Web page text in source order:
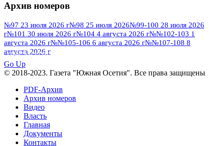
№95 7 августа 2012 г
№95 28 июля 2016 г №95+96 3 августа
2013 г№96 6 июля 2017 г№96 9 августа
2012 г №96 28 июля 2015 г
№96+97 30 июля 2016 г
№97 11 августа 2012 г
№97 30 июля 2015 г
№98 2 августа 2016 г
августа 2013 г
№98+99 11 июля 2017 г
Архив номеров
№97 23 июля 2026 г№98 25 июля 2026№99-100 28 июля 2026
г№101 30 июля 2026 г№104 4 августа 2026 г№№102-103 1
августа 2026 г№№105-106 6 августа 2026 г№№107-108 8
августа 2026 г
ПОСМОТРЕТЬ ВСЕ
Go Up
© 2018-2023. Газета "Южная Осетия". Все права защищены
PDF-Архив
Архив номеров
Видео
Власть
Главная
Документы
Контакты